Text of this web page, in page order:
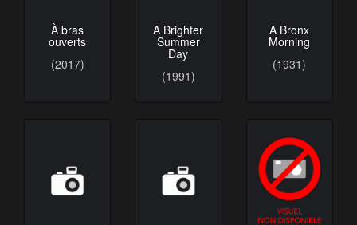
À bras
ouverts
(2017)
A Brighter
Summer
Day
(1991)
A Bronx
Morning
(1931)